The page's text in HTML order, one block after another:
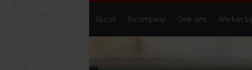
Sbo.nl Incompany Over ons Werken